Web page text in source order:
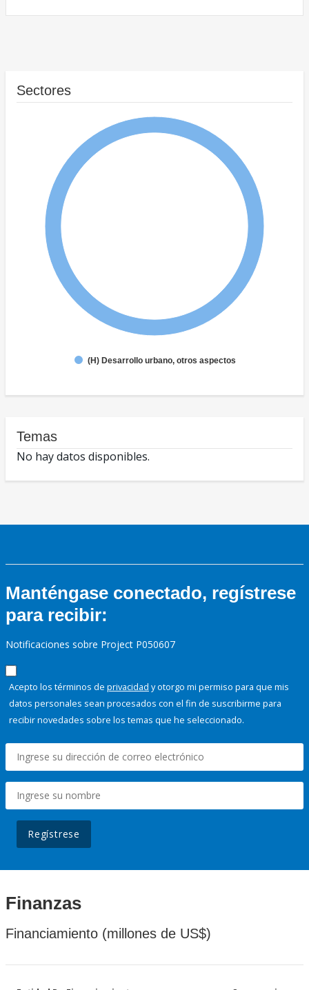
Sectores
(H) Desarrollo urbano, otros aspectos
Temas
No hay datos disponibles.
Manténgase conectado, regístrese
para recibir:
Notificaciones sobre Project P050607
Acepto los términos de privacidad y otorgo mi permiso para que mis
datos personales sean procesados con el fin de suscribirme para
recibir novedades sobre los temas que he seleccionado.
Regístrese
Finanzas
Financiamiento (millones de US$)